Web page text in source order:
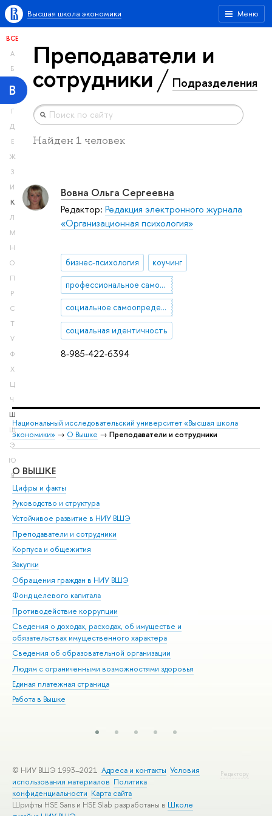
Меню
Высшая школа экономики
ВСЕ
А
Б
В
Г
Д
Е
Ж
З
И
К
Л
М
Н
О
П
Р
С
Т
У
Ф
Х
Ц
Ч
Ш
Щ
Э
Ю
Я
Преподаватели и
сотрудники Подразделения
Найден 1 человек
8-985-422-6394
Вовна Ольга Сергеевна
Редактор: Редакция электронного журнала
«Организационная психология»
бизнес-психология коучинг
профессиональное самоопределение
социальное самоопределение
социальная идентичность
Национальный исследовательский университет «Высшая школа
экономики» → О Вышке → Преподаватели и сотрудники
О ВЫШКЕ
Цифры и факты
Руководство и структура
Устойчивое развитие в НИУ ВШЭ
Преподаватели и сотрудники
Корпуса и общежития
Закупки
Обращения граждан в НИУ ВШЭ
Фонд целевого капитала
Противодействие коррупции
Сведения о доходах, расходах, об имуществе и
обязательствах имущественного характера
Сведения об образовательной организации
Людям с ограниченными возможностями здоровья
Единая платежная страница
Работа в Вышке
Редактору
© НИУ ВШЭ 1993–2021 Адреса и контакты Условия
использования материалов Политика
конфиденциальности Карта сайта
Шрифты HSE Sans и HSE Slab разработаны в Школе